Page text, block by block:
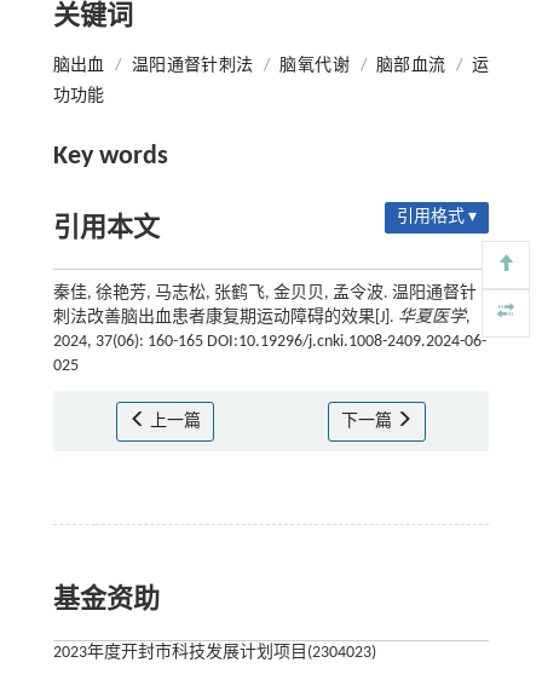
关键词
脑出血 / 温阳通督针刺法 / 脑氧代谢 / 脑部血流 / 运
功功能
Key words
引用本文 引用格式 ▾
秦佳, 徐艳芳, 马志松, 张鹤飞, 金贝贝, 孟令波. 温阳通督针
刺法改善脑出血患者康复期运动障碍的效果[J]. 华夏医学,
2024, 37(06): 160-165 DOI:10.19296/j.cnki.1008-2409.2024-06-
025
上一篇 下一篇
基金资助
2023年度开封市科技发展计划项目(2304023)